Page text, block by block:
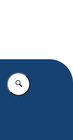
Vul in wat u